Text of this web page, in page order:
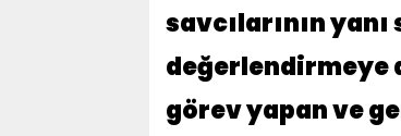
savcılarının
değerlendirmeye
görev yapan ve